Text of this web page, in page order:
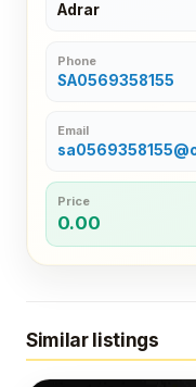
Adrar
Phone
SA0569358155
Email
Price
0.00
Similar listings